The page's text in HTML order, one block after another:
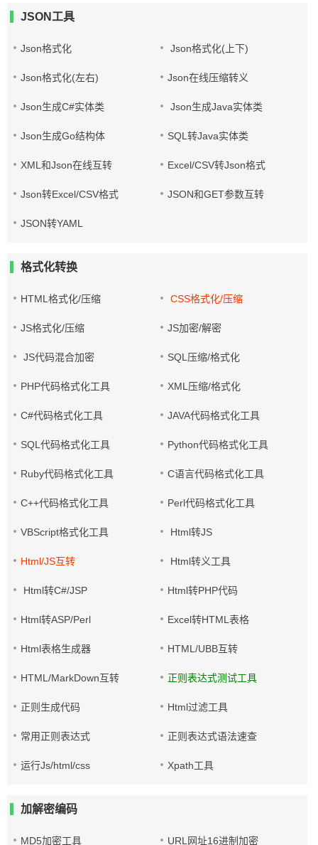
JSON工具
Json格式化 Json格式化(上下)
Json格式化(左右) Json在线压缩转义
Json生成C#实体类 Json生成Java实体类
Json生成Go结构体 SQL转Java实体类
XML和Json在线互转 Excel/CSV转Json格式
Json转Excel/CSV格式 JSON和GET参数互转
JSON转YAML
格式化转换
HTML格式化/压缩 CSS格式化/压缩
JS格式化/压缩 JS加密/解密
JS代码混合加密 SQL压缩/格式化
PHP代码格式化工具 XML压缩/格式化
C#代码格式化工具 JAVA代码格式化工具
SQL代码格式化工具 Python代码格式化工具
Ruby代码格式化工具 C语言代码格式化工具
C++代码格式化工具 Perl代码格式化工具
VBScript格式化工具 Html转JS
Html/JS互转 Html转义工具
Html转C#/JSP Html转PHP代码
Html转ASP/Perl Excel转HTML表格
Html表格生成器 HTML/UBB互转
HTML/MarkDown互转 正则表达式测试工具
正则生成代码 Html过滤工具
常用正则表达式 正则表达式语法速查
运行Js/html/css Xpath工具
加解密编码
MD5加密工具 URL网址16进制加密